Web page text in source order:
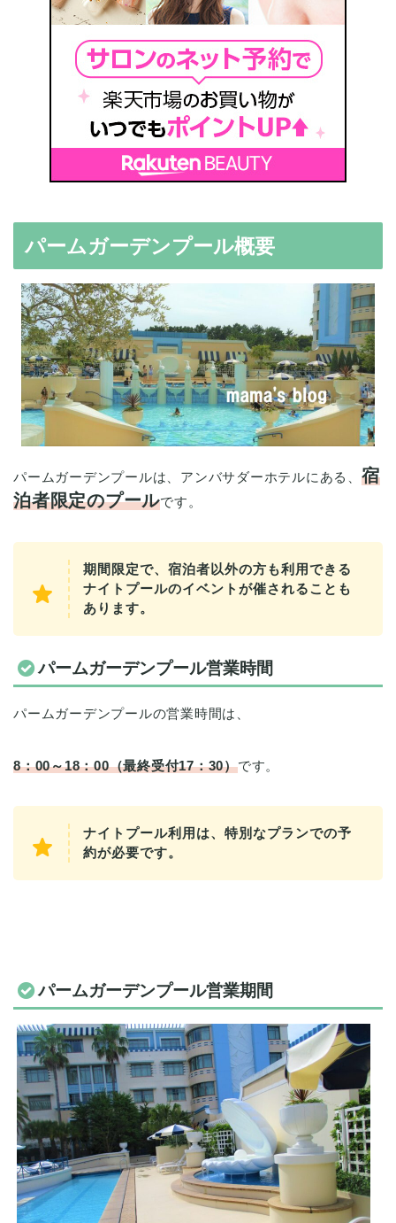
パームガーデンプール概要
パームガーデンプールは、アンバサダーホテルにある、 宿
泊者限定のプールです。
期間限定で、宿泊者以外の方も利用できる
ナイトプールのイベントが催されることも
あります。
パームガーデンプール営業時間
パームガーデンプールの営業時間は、
8：00～18：00（最終受付17：30）です。
ナイトプール利用は、特別なプランでの予
約が必要です。
パームガーデンプール営業期間